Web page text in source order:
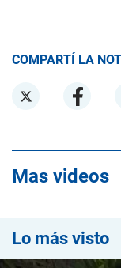
COMPARTÍ LA
Mas videos
Lo más visto